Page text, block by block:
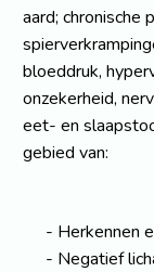
aard; chronische
bloeddruk,
onzekerheid,
eet- en
gebied van:
Herkennen
Negatief